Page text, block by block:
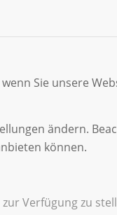
Sie unsere
ändern.
können.
Verfügung zu